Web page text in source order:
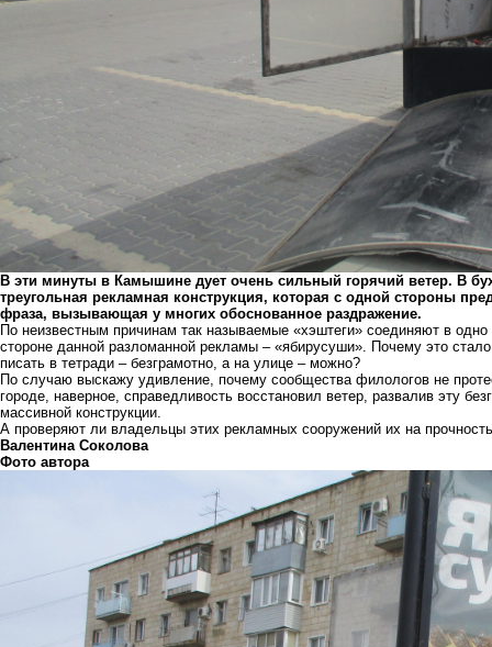
В эти минуты в Камышине дует очень сильный горячий ветер. В
треугольная рекламная конструкция, которая с одной стороны
фраза, вызывающая у многих обоснованное раздражение.
По неизвестным причинам так называемые «хэштеги» соединяют в
стороне данной разломанной рекламы – «ябирусуши». Почему это
писать в тетради – безграмотно, а на улице – можно?
По случаю выскажу удивление, почему сообщества филологов не
городе, наверное, справедливость восстановил ветер, развалив эту
массивной конструкции.
А проверяют ли владельцы этих рекламных сооружений их на
Валентина Соколова
Фото автора